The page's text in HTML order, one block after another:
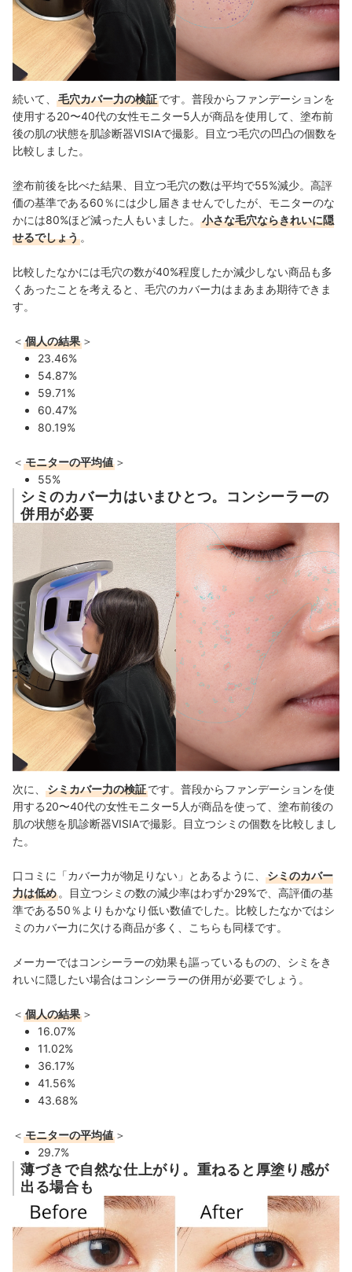
続いて、 毛穴カバー力の検証です。普段からファンデーションを
使用する20〜40代の女性モニター5人が商品を使用して、塗布前
後の肌の状態を肌診断器VISIAで撮影。目立つ毛穴の凹凸の個数を
比較しました。
塗布前後を比べた結果、目立つ毛穴の数は平均で55%減少。高評
価の基準である60％には少し届きませんでしたが、モニターのな
かには80%ほど減った人もいました。
小さな毛穴ならきれいに隠
せるでしょう 。
比較したなかには毛穴の数が40%程度したか減少しない商品も多
くあったことを考えると、 毛穴のカバー力はまあまあ期待できま
す。
＜ 個人の結果 ＞
23.46%
54.87%
59.71%
60.47%
80.19%
＜ モニターの平均値 ＞
55%
シミのカバー力はいまひとつ。コンシーラーの
併用が必要
次に、 シミカバー力の検証です。普段からファンデーションを使
用する20〜40代の女性モニター5人が商品を使って、塗布前後の
肌の状態を肌診断器VISIAで撮影。目立つシミの個数を比較しまし
た。
口コミに「カバー力が物足りない」とあるように、
シミのカバー
力は低め 。目立つシミの数の減少率はわずか29%で、高評価の基
準である50％よりもかなり低い数値でした。比較したなかではシ
ミのカバー力に欠ける商品が多く、こちらも同様です。
メーカーではコンシーラーの効果も謳っているものの、シミをき
れいに隠したい場合はコンシーラーの併用が必要でしょう。
＜ 個人の結果 ＞
16.07%
11.02%
36.17%
41.56%
43.68%
＜ モニターの平均値 ＞
29.7%
薄づきで自然な仕上がり。重ねると厚塗り感が
出る場合も